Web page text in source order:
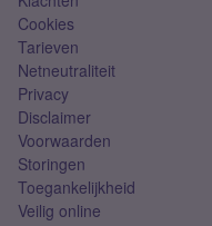
Cookies
Tarieven
Netneutraliteit
Privacy
Disclaimer
Voorwaarden
Storingen
Toegankelijkheid
Veilig online